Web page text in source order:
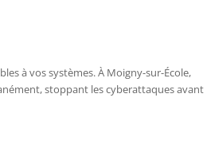
à vos systèmes. À Moigny-sur-École,
stoppant les cyberattaques avant